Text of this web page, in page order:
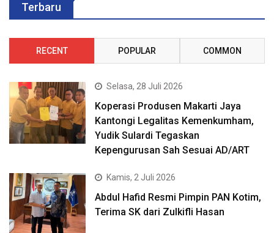
Terbaru
RECENT POPULAR COMMON
Selasa, 28 Juli 2026
Koperasi Produsen Makarti Jaya
Kantongi Legalitas Kemenkumham,
Yudik Sulardi Tegaskan
Kepengurusan Sah Sesuai AD/ART
Kamis, 2 Juli 2026
Abdul Hafid Resmi Pimpin PAN Kotim,
Terima SK dari Zulkifli Hasan